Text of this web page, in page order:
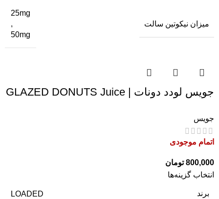
میزان نیکوتین سالت
25mg
,
50mg
جویس لودد دونات | GLAZED DONUTS Juice
جویس
اتمام موجودی
800,000 تومان
انتخاب گزینه‌ها
برند LOADED